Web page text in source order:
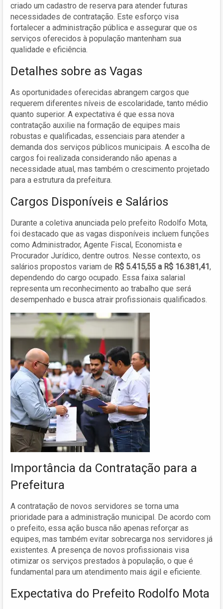
criado um cadastro de reserva para atender futuras
necessidades de contratação. Este esforço visa
fortalecer a administração pública e assegurar que os
serviços oferecidos à população mantenham sua
qualidade e eficiência.
Detalhes sobre as Vagas
As oportunidades oferecidas abrangem cargos que
requerem diferentes níveis de escolaridade, tanto médio
quanto superior. A expectativa é que essa nova
contratação auxilie na formação de equipes mais
robustas e qualificadas, essenciais para atender a
demanda dos serviços públicos municipais. A escolha de
cargos foi realizada considerando não apenas a
necessidade atual, mas também o crescimento projetado
para a estrutura da prefeitura.
Cargos Disponíveis e Salários
Durante a coletiva anunciada pelo prefeito Rodolfo Mota,
foi destacado que as vagas disponíveis incluem funções
como Administrador, Agente Fiscal, Economista e
Procurador Jurídico, dentre outros. Nesse contexto, os
salários propostos variam de R$ 5.415,55 a R$ 16.381,41,
dependendo do cargo ocupado. Essa faixa salarial
representa um reconhecimento ao trabalho que será
desempenhado e busca atrair profissionais qualificados.
Importância da Contratação para a
Prefeitura
A contratação de novos servidores se torna uma
prioridade para a administração municipal. De acordo com
o prefeito, essa ação busca não apenas reforçar as
equipes, mas também evitar sobrecarga nos servidores já
existentes. A presença de novos profissionais visa
otimizar os serviços prestados à população, o que é
fundamental para um atendimento mais ágil e eficiente.
Expectativa do Prefeito Rodolfo Mota